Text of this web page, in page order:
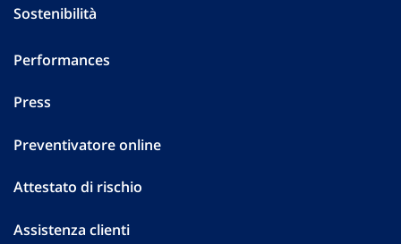
Sostenibilità
Performances
Press
Preventivatore online
Attestato di rischio
Assistenza clienti